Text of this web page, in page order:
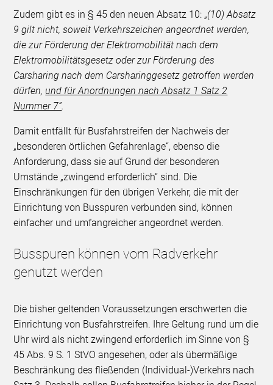
Zudem gibt es in § 45 den neuen Absatz 10: „(10) Absatz
9 gilt nicht, soweit Verkehrszeichen angeordnet werden,
die zur Förderung der Elektromobilität nach dem
Elektromobilitätsgesetz oder zur Förderung des
Carsharing nach dem Carsharinggesetz getroffen werden
dürfen, und für Anordnungen nach Absatz 1 Satz 2
Nummer 7”.
Damit entfällt für Busfahrstreifen der Nachweis der
„besonderen örtlichen Gefahrenlage“, ebenso die
Anforderung, dass sie auf Grund der besonderen
Umstände „zwingend erforderlich“ sind. Die
Einschränkungen für den übrigen Verkehr, die mit der
Einrichtung von Busspuren verbunden sind, können
einfacher und umfangreicher angeordnet werden.
Busspuren können vom Radverkehr
genutzt werden
Die bisher geltenden Voraussetzungen erschwerten die
Einrichtung von Busfahrstreifen. Ihre Geltung rund um die
Uhr wird als nicht zwingend erforderlich im Sinne von §
45 Abs. 9 S. 1 StVO angesehen, oder als übermäßige
Beschränkung des fließenden (Individual-)Verkehrs nach